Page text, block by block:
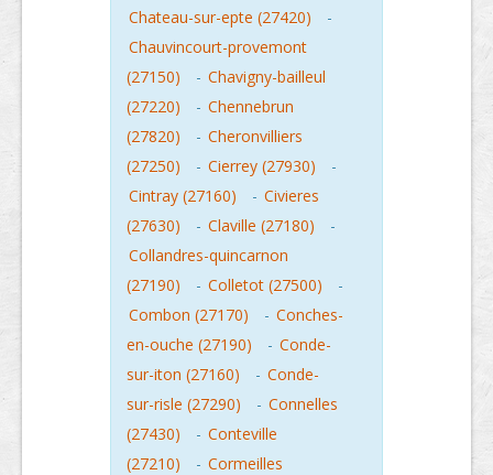
Chateau-sur-epte (27420)
-
Chauvincourt-provemont
(27150)
- Chavigny-bailleul
(27220)
- Chennebrun
(27820)
- Cheronvilliers
(27250)
- Cierrey (27930)
-
Cintray (27160)
- Civieres
(27630)
- Claville (27180)
-
Collandres-quincarnon
(27190)
- Colletot (27500)
-
Combon (27170)
- Conches-
en-ouche (27190)
- Conde-
sur-iton (27160)
- Conde-
sur-risle (27290)
- Connelles
(27430)
- Conteville
(27210)
- Cormeilles